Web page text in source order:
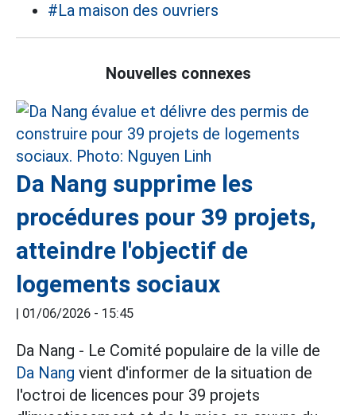
#La maison des ouvriers
Nouvelles connexes
Da Nang supprime les
procédures pour 39 projets,
atteindre l'objectif de
logements sociaux
01/06/2026 - 15:45
Da Nang - Le Comité populaire de la ville de
Da Nang vient d'informer de la situation de
l'octroi de licences pour 39 projets